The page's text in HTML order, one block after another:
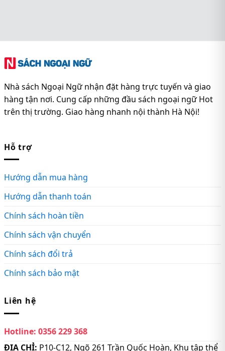
Nhà sách Ngoại Ngữ nhận đặt hàng trực tuyến và giao
hàng tận nơi. Cung cấp những đầu sách ngoại ngữ Hot
trên thị trường. Giao hàng nhanh nội thành Hà Nội!
Hỗ trợ
Hướng dẫn mua hàng
Hướng dẫn thanh toán
Chính sách hoàn tiền
Chính sách vận chuyển
Chính sách đổi trả
Chính sách bảo mật
Liên hệ
Hotline: 0356 229 368
ĐỊA CHỈ: P10-C12, Ngõ 261 Trần Quốc Hoàn, Khu tập thể